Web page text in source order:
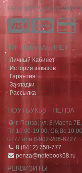
ПРИНИМАЕМ ОНЛАЙН
ЛИЧНЫЙ КАБИНЕТ
Личный Кабинет
История заказов
Гарантия
Закладки
Рассылка
НОУТБУК58 - ПЕНЗА
г. Пенза, ул. 8 Марта
Пт 10:00-19:00, Сб,Вс
0777 или 8-902-206-6227
8 (8412) 750-777
penza@notebook58.ru
РЕКВИЗИТЫ